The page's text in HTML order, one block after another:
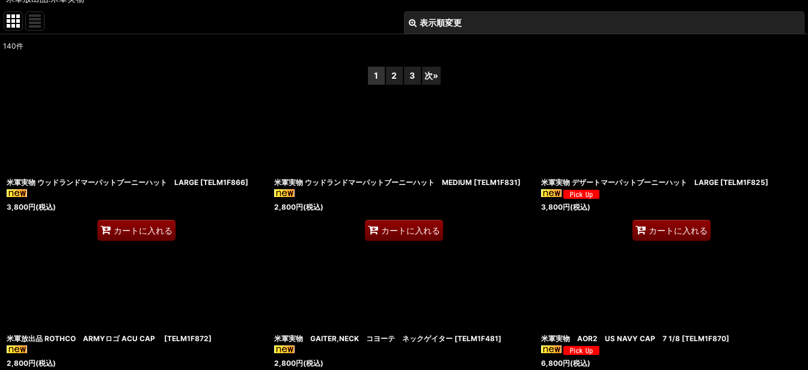
表示順変更
140件
1 2 3 次»
米軍実物 ウッドランドマーパットブーニーハット LARGE [TELM1F866]
3,800円(税込)
カートに入れる
米軍実物 ウッドランドマーパットブーニーハット MEDIUM [TELM1F831]
2,800円(税込)
カートに入れる
米軍実物 デザートマーパットブーニーハット LARGE [TELM1F825]
3,800円(税込)
カートに入れる
米軍放出品 ROTHCO ARMYロゴ ACU CAP [TELM1F872]
2,800円(税込)
米軍実物 GAITER,NECK コヨーテ ネックゲイター [TELM1F481]
2,800円(税込)
米軍実物 AOR2 US NAVY CAP 7 1/8 [TELM1F870]
6,800円(税込)